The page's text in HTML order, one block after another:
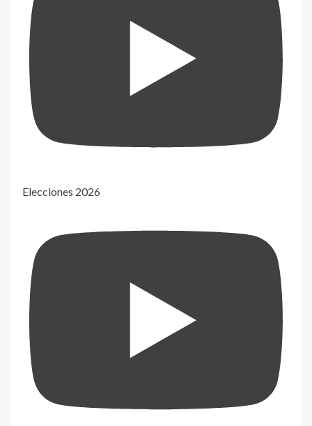
Elecciones 2026